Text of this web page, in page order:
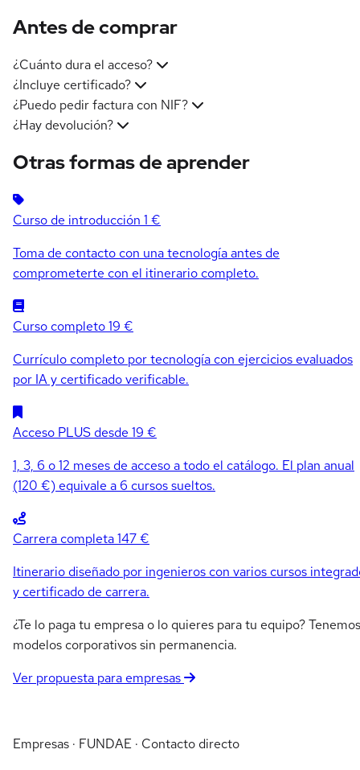
Antes de comprar
¿Cuánto dura el acceso?
¿Incluye certificado?
¿Puedo pedir factura con NIF?
¿Hay devolución?
Otras formas de aprender
Curso de introducción 1 €
Toma de contacto con una tecnología antes de
comprometerte con el itinerario completo.
Curso completo19 €
Currículo completo por tecnología con ejercicios evaluados
por IA y certificado verificable.
Acceso PLUS desde 19 €
1, 3, 6 o 12 meses de acceso a todo el catálogo. El plan anual
(120 €) equivale a 6 cursos sueltos.
Carrera completa147 €
Itinerario diseñado por ingenieros con varios cursos
y certificado de carrera.
¿Te lo paga tu empresa o lo quieres para tu equipo? Tenemos
modelos corporativos sin permanencia.
Ver propuesta para empresas
Empresas · FUNDAE · Contacto directo